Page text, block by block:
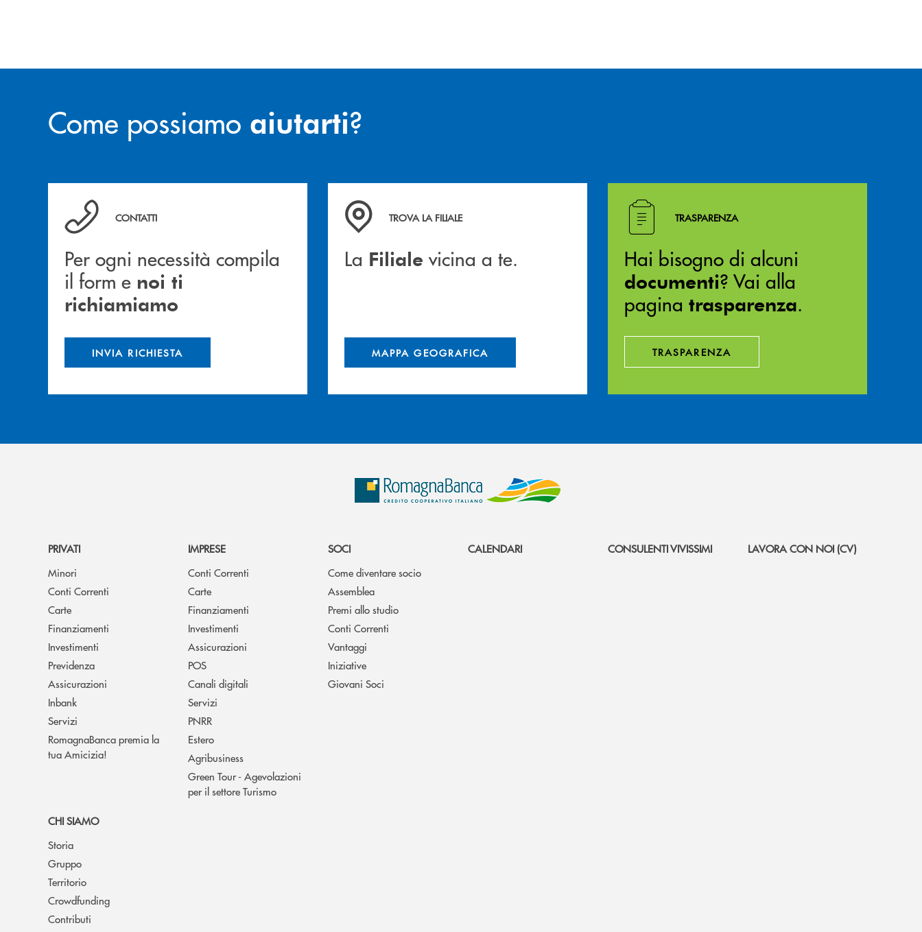
Come possiamo aiutarti?
Per ogni necessità compila il form e noi ti richiamiamo
CONTATTI
Per ogni necessità compila
il form e noi ti
richiamiamo
INVIA RICHIESTA
La&nbsp; Filiale &nbsp;vicina a te. &nbsp;
TROVA LA FILIALE
La Filiale vicina a te.
MAPPA GEOGRAFICA
Hai bisogno di alcuni documenti ? Vai alla pagina
TRASPARENZA
Hai bisogno di alcuni
documenti? Vai alla
pagina trasparenza.
TRASPARENZA
PRIVATI
Minori
Conti Correnti
Carte
Finanziamenti
Investimenti
Previdenza
Assicurazioni
Inbank
Servizi
RomagnaBanca premia la
tua Amicizia!
IMPRESE
Conti Correnti
Carte
Finanziamenti
Investimenti
Assicurazioni
POS
Canali digitali
Servizi
PNRR
Estero
Agribusiness
Green Tour - Agevolazioni
per il settore Turismo
SOCI
Come diventare socio
Assemblea
Premi allo studio
Conti Correnti
Vantaggi
Iniziative
Giovani Soci
CALENDARI CONSULENTI VIVISSIMI LAVORA CON NOI (CV)
CHI SIAMO
Storia
Gruppo
Territorio
Crowdfunding
Contributi